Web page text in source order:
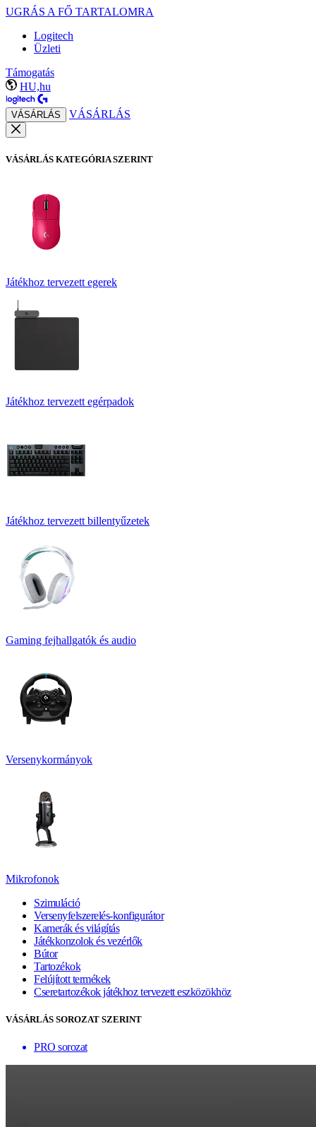
UGRÁS A FŐ TARTALOMRA
Logitech
Üzleti
Támogatás
HU,hu
VÁSÁRLÁS VÁSÁRLÁS
VÁSÁRLÁS KATEGÓRIA SZERINT
Játékhoz tervezett egerek
Játékhoz tervezett egérpadok
Játékhoz tervezett billentyűzetek
Gaming fejhallgatók és audio
Versenykormányok
Mikrofonok
Szimuláció
Versenyfelszerelés-konfigurátor
Kamerák és világítás
Játékkonzolok és vezérlők
Bútor
Tartozékok
Felújított termékek
Cseretartozékok játékhoz tervezett eszközökhöz
VÁSÁRLÁS SOROZAT SZERINT
PRO sorozat